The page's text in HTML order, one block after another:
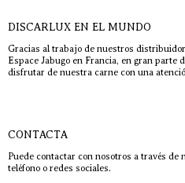
DISCARLUX EN EL MUNDO
Gracias al trabajo de nuestros
Espace Jabugo en Francia, en gran parte
disfrutar de nuestra carne con una
CONTACTA
Puede contactar con nosotros a través
teléfono o redes sociales.